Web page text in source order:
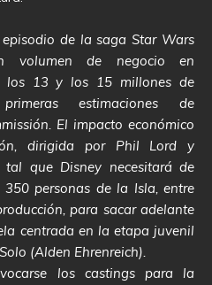
de la saga Star Wars
volumen de negocio en
los 13 y los 15 millones de
estimaciones de
El impacto económico
dirigida por Phil Lord y
tal que Disney necesitará de
personas de la Isla, entre
para sacar adelante
centrada en la etapa juvenil
(Alden Ehrenreich).
los castings para la